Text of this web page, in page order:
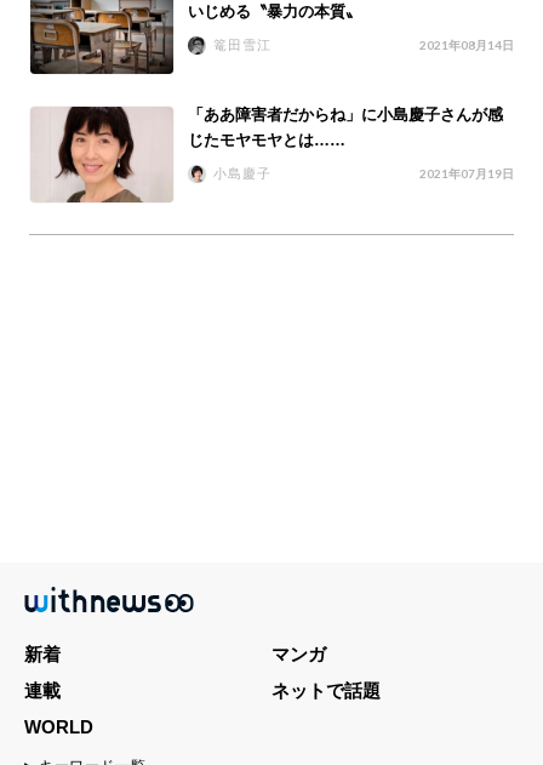
いじめる〝暴力の本質〟
篭田雪江 2021年08月14日
「ああ障害者だからね」に小島慶子さんが感
じたモヤモヤとは……
小島慶子 2021年07月19日
新着
マンガ
連載
ネットで話題
WORLD